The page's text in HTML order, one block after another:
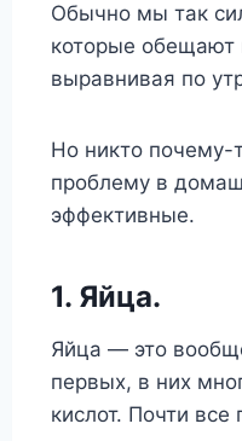
Обычно мы так
которые
выравнивая по
Но никто почему-
проблему в
эффективные.
1. Яйца.
Яйца — это
первых, в них
кислот. Почти